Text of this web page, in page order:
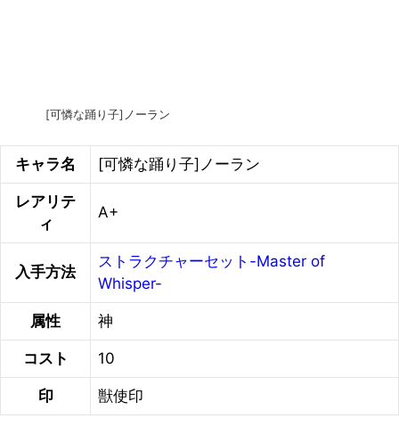
[可憐な踊り子]ノーラン
キャラ名 [可憐な踊り子]ノーラン
レアリテ
ィ
A+
入手方法
ストラクチャーセット-Master of
Whisper-
属性 神
コスト 10
印 獣使印